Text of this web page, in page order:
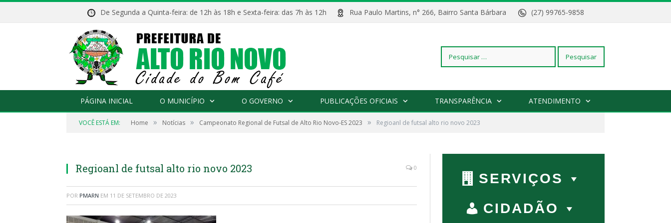
De Segunda a Quinta-feira: de 12h às 18h e Sexta-feira: das 7h às 12h Rua Paulo Martins, n° 266, Bairro Santa Bárbara (27) 99765-9858
Pesquisar
por:
PÁGINA INICIAL O MUNICÍPIO O GOVERNO PUBLICAÇÕES OFICIAIS TRANSPARÊNCIA ATENDIMENTO
VOCÊ ESTÁ EM: Home » Notícias » Campeonato Regional de Futsal de Alto Rio Novo-ES 2023 » Regioanl de futsal alto rio novo 2023
Regioanl de futsal alto rio novo 2023 0
POR PMARN EM 11 DE SETEMBRO DE 2023
SERVIÇOS
CIDADÃO